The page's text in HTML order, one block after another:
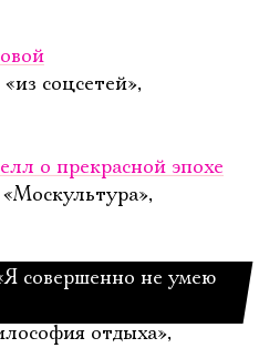
соцсетей»,
о прекрасной эпохе
совершенно не умею
отдыха»,